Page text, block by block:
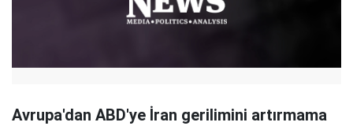
Avrupa'dan ABD'ye İran gerilimini artırmama